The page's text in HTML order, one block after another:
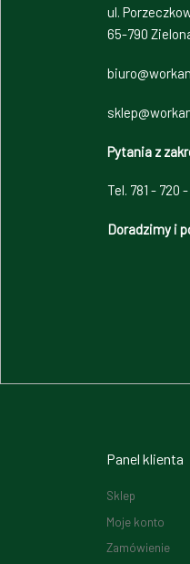
ul.
65-790
Pytania z
Tel. 781 - 720 -
Doradzimy i
Panel klienta
Sklep
Moje konto
Zamówienie